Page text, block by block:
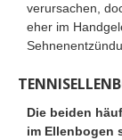
verursachen,
eher im
Die beiden
im Ellenbogen